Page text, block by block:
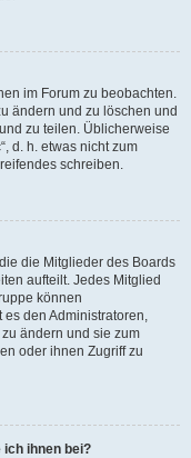
im Forum zu beobachten.
ändern und zu löschen und
zu teilen. Üblicherweise
d. h. etwas nicht zum
schreiben.
die Mitglieder des Boards
aufteilt. Jedes Mitglied
können
den Administratoren,
ändern und sie zum
oder ihnen Zugriff zu
ich ihnen bei?